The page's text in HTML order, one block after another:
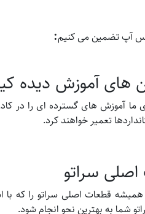
آپ تضمین می کنیم:
های آموزش دیده
آموزش های گسترده ای را در
تعمیر خواهند کرد.
سراتو
همیشه قطعات اصلی سراتو را که
شما به بهترین نحو انجام شود.